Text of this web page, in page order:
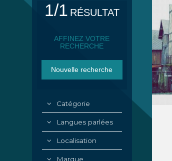
1/1 RÉSULTAT
AFFINEZ VOTRE
RECHERCHE
Catégorie
Langues parlées
Localisation
Marque